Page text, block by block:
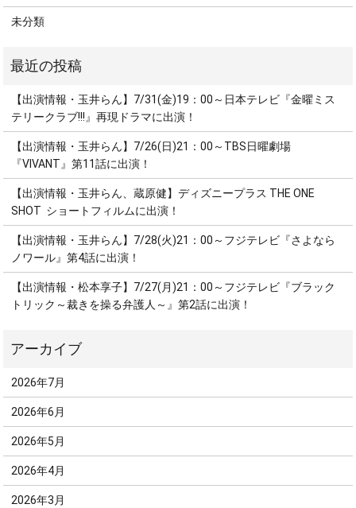
未分類
【出演情報・玉井らん】7/31(金)19：00～日本テレビ『金曜ミス
テリークラブ!!!』再現ドラマに出演！
【出演情報・玉井らん】7/26(日)21：00～TBS日曜劇場
『VIVANT』第11話に出演！
【出演情報・玉井らん、蔵原健】ディズニープラス THE ONE
SHOT ショートフィルムに出演！
【出演情報・玉井らん】7/28(火)21：00～フジテレビ『さよなら
ノワール』第4話に出演！
【出演情報・松本享子】7/27(月)21：00～フジテレビ『ブラック
トリック～裁きを操る弁護人～』第2話に出演！
2026年7月
2026年6月
2026年5月
2026年4月
2026年3月